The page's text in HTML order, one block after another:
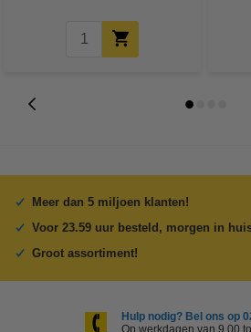
Meer dan 5 miljoen klanten!
Voor 23.59 uur besteld, morgen in
Groot assortiment!
Hulp nodig? Bel ons op
Op werkdagen van 9.00